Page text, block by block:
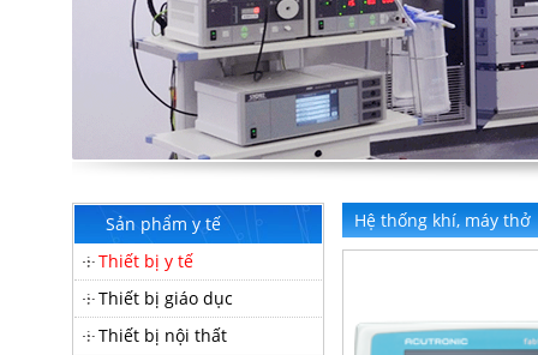
Sản phẩm y tế
Thiết bị y tế
Thiết bị giáo dục
Thiết bị nội thất
Hệ thống khí, máy thở